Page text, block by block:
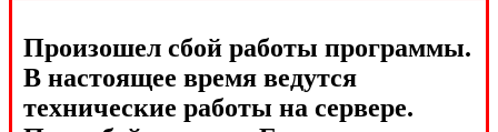
Произошел сбой работы программы.
В настоящее время ведутся
технические работы на сервере.